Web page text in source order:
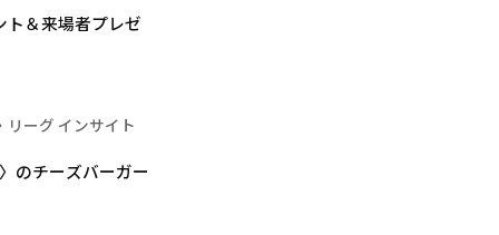
＆来場者プレゼ
リーグ インサイト
のチーズバーガー